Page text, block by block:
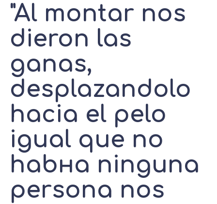
"Al montar nos
dieron las
ganas,
desplazandolo
hacia el pelo
igual que no
habнa ninguna
persona nos